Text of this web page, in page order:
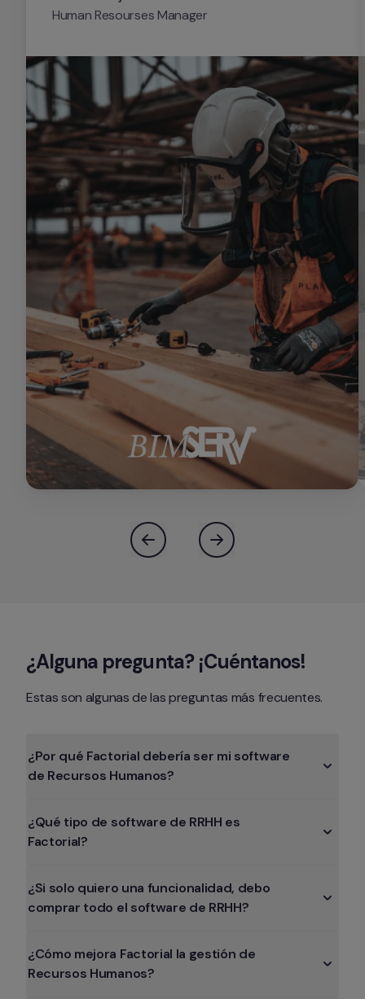
Human Resourses Manager
¿Alguna pregunta? ¡Cuéntanos!
Estas son algunas de las preguntas más frecuentes.
¿Por qué Factorial debería ser mi software
de Recursos Humanos?
¿Qué tipo de software de RRHH es
Factorial?
¿Si solo quiero una funcionalidad, debo
comprar todo el software de RRHH?
¿Cómo mejora Factorial la gestión de
Recursos Humanos?